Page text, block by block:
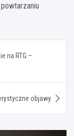
na RTG –
objawy